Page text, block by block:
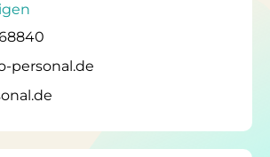
personal.de